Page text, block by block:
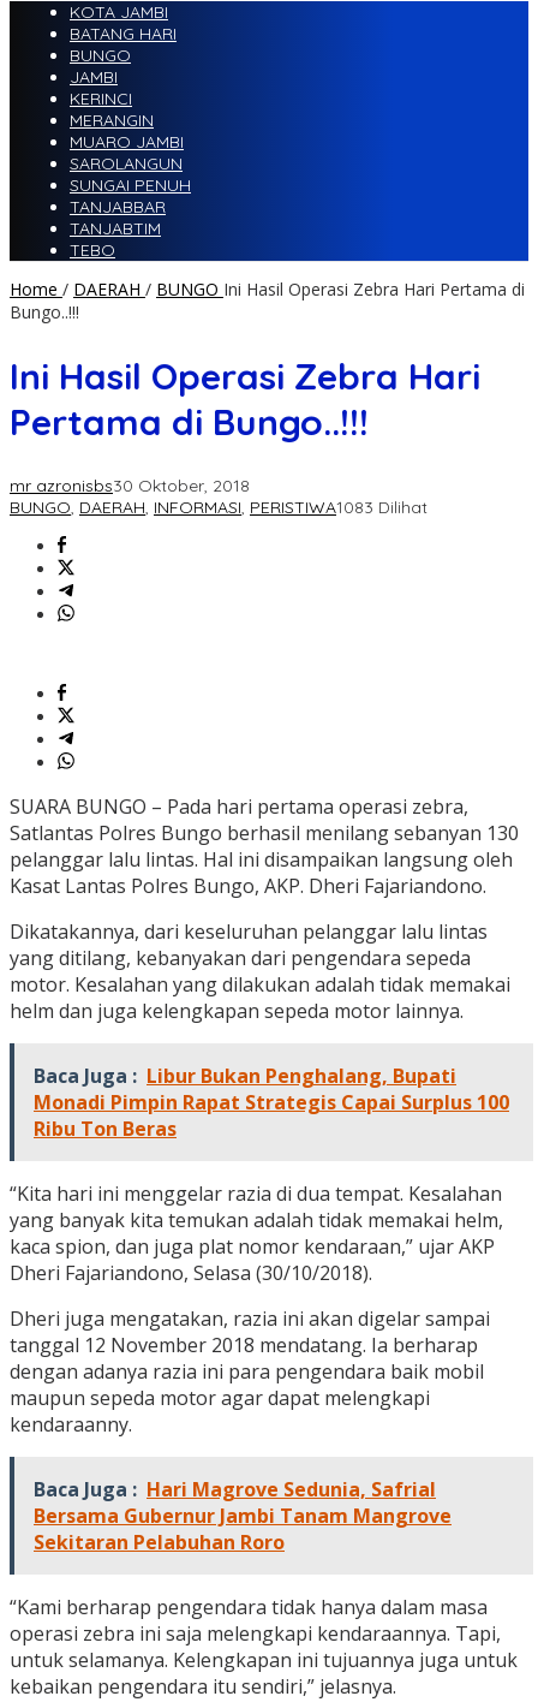
KOTA JAMBI
BATANG HARI
BUNGO
JAMBI
KERINCI
MERANGIN
MUARO JAMBI
SAROLANGUN
SUNGAI PENUH
TANJABBAR
TANJABTIM
TEBO
Home / DAERAH / BUNGO Ini Hasil Operasi Zebra Hari Pertama di
Bungo..!!!
Ini Hasil Operasi Zebra Hari
Pertama di Bungo..!!!
mr azronisbs30 Oktober, 2018
BUNGO, DAERAH, INFORMASI, PERISTIWA1083 Dilihat
SUARA BUNGO – Pada hari pertama operasi zebra,
Satlantas Polres Bungo berhasil menilang sebanyan 130
pelanggar lalu lintas. Hal ini disampaikan langsung oleh
Kasat Lantas Polres Bungo, AKP. Dheri Fajariandono.
Dikatakannya, dari keseluruhan pelanggar lalu lintas
yang ditilang, kebanyakan dari pengendara sepeda
motor. Kesalahan yang dilakukan adalah tidak memakai
helm dan juga kelengkapan sepeda motor lainnya.
Baca Juga : Libur Bukan Penghalang, Bupati
Monadi Pimpin Rapat Strategis Capai Surplus 100
Ribu Ton Beras
“Kita hari ini menggelar razia di dua tempat. Kesalahan
yang banyak kita temukan adalah tidak memakai helm,
kaca spion, dan juga plat nomor kendaraan,” ujar AKP
Dheri Fajariandono, Selasa (30/10/2018).
Dheri juga mengatakan, razia ini akan digelar sampai
tanggal 12 November 2018 mendatang. Ia berharap
dengan adanya razia ini para pengendara baik mobil
maupun sepeda motor agar dapat melengkapi
kendaraanny.
Baca Juga : Hari Magrove Sedunia, Safrial
Bersama Gubernur Jambi Tanam Mangrove
Sekitaran Pelabuhan Roro
“Kami berharap pengendara tidak hanya dalam masa
operasi zebra ini saja melengkapi kendaraannya. Tapi,
untuk selamanya. Kelengkapan ini tujuannya juga untuk
kebaikan pengendara itu sendiri,” jelasnya.